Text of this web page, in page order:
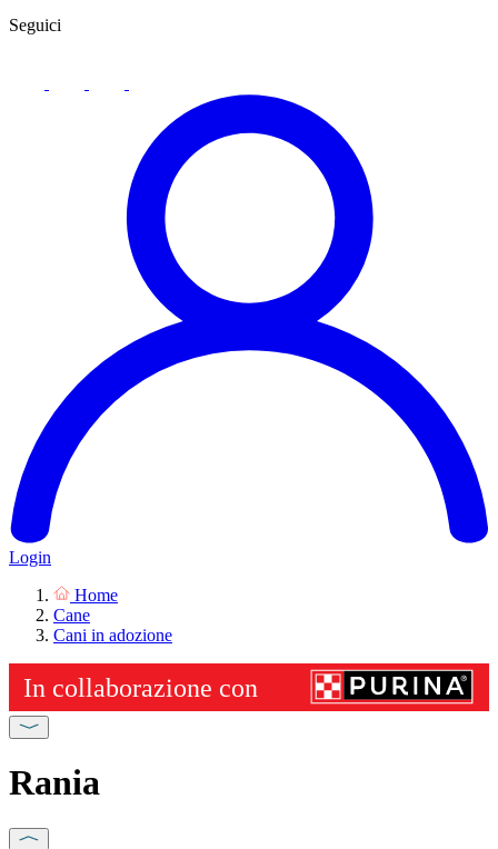
Seguici
Login
Home
Cane
Cani in adozione
Rania